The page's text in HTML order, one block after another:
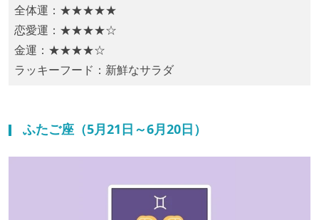
全体運：★★★★★
恋愛運：★★★★☆
金運：★★★★☆
ラッキーフード：​新鮮なサラダ
ふたご座（5月21日～6月20日）